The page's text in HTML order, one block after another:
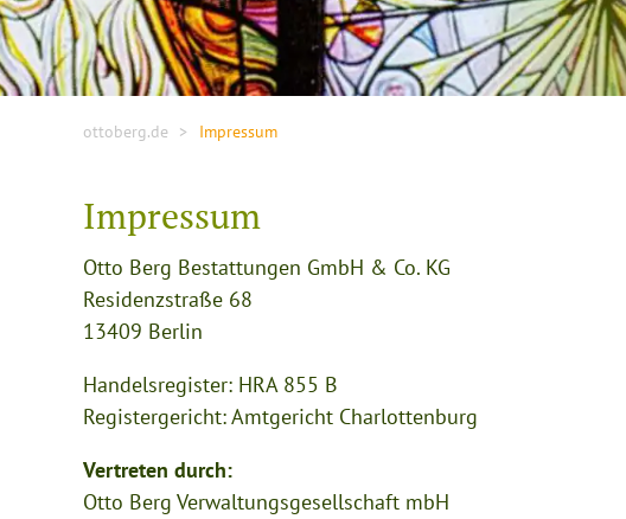
ottoberg.de Impressum
Impressum
Otto Berg Bestattungen GmbH & Co. KG
Residenzstraße 68
13409 Berlin
Handelsregister: HRA 855 B
Registergericht: Amtgericht Charlottenburg
Vertreten durch:
Otto Berg Verwaltungsgesellschaft mbH